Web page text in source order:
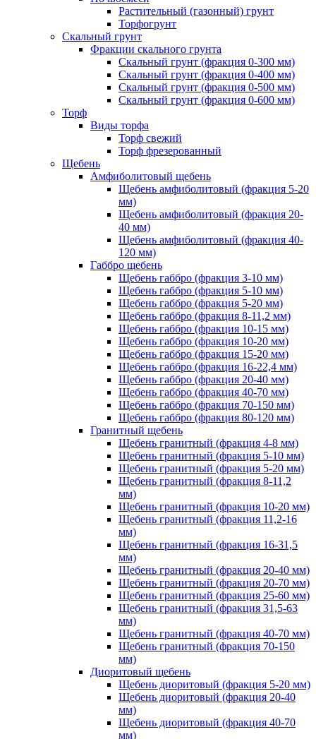
Растительный (газонный) грунт
Торфогрунт
Скальный грунт
Фракции скального грунта
Скальный грунт (фракция 0-300 мм)
Скальный грунт (фракция 0-400 мм)
Скальный грунт (фракция 0-500 мм)
Скальный грунт (фракция 0-600 мм)
Торф
Виды торфа
Торф свежий
Торф фрезерованный
Щебень
Амфиболитовый щебень
Щебень амфиболитовый (фракция 5-20
мм)
Щебень амфиболитовый (фракция 20-
40 мм)
Щебень амфиболитовый (фракция 40-
120 мм)
Габбро щебень
Щебень габбро (фракция 3-10 мм)
Щебень габбро (фракция 5-10 мм)
Щебень габбро (фракция 5-20 мм)
Щебень габбро (фракция 8-11,2 мм)
Щебень габбро (фракция 10-15 мм)
Щебень габбро (фракция 10-20 мм)
Щебень габбро (фракция 15-20 мм)
Щебень габбро (фракция 16-22,4 мм)
Щебень габбро (фракция 20-40 мм)
Щебень габбро (фракция 40-70 мм)
Щебень габбро (фракция 70-150 мм)
Щебень габбро (фракция 80-120 мм)
Гранитный щебень
Щебень гранитный (фракция 4-8 мм)
Щебень гранитный (фракция 5-10 мм)
Щебень гранитный (фракция 5-20 мм)
Щебень гранитный (фракция 8-11,2
мм)
Щебень гранитный (фракция 10-20 мм)
Щебень гранитный (фракция 11,2-16
мм)
Щебень гранитный (фракция 16-31,5
мм)
Щебень гранитный (фракция 20-40 мм)
Щебень гранитный (фракция 20-70 мм)
Щебень гранитный (фракция 25-60 мм)
Щебень гранитный (фракция 31,5-63
мм)
Щебень гранитный (фракция 40-70 мм)
Щебень гранитный (фракция 70-150
мм)
Диоритовый щебень
Щебень диоритовый (фракция 5-20 мм)
Щебень диоритовый (фракция 20-40
мм)
Щебень диоритовый (фракция 40-70
мм)